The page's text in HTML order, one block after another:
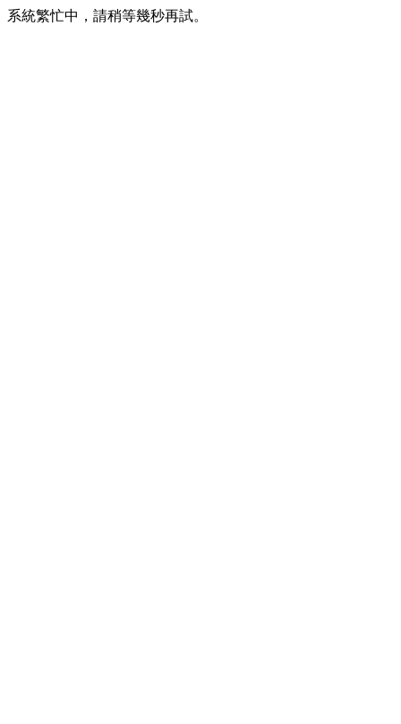
系統繁忙中，請稍等幾秒再試。